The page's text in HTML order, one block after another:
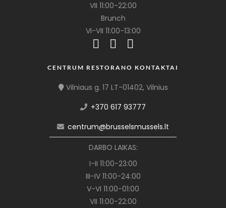
VII 11:00-22:00
Brunch
VI-VII 11:00-13:00
CENTRUM RESTORANO KONTAKTAI
Vilniaus g. 17 LT-01402, Vilnius
+370 617 93777
centrum@brusselsmussels.lt
DARBO LAIKAS:
I-II 11:00-23:00
III-IV 11:00-24:00
V-VI 11:00-01:00
VII 11:00-22:00